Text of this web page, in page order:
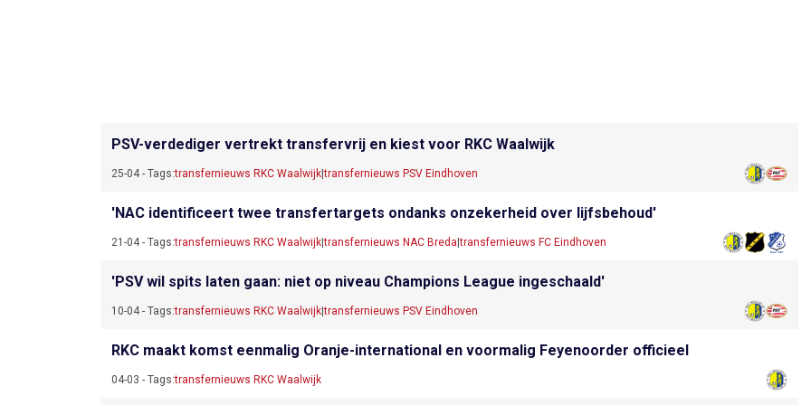
PSV-verdediger vertrekt transfervrij en kiest voor RKC Waalwijk
25-04 - Tags:transfernieuws RKC Waalwijk|transfernieuws PSV Eindhoven
'NAC identificeert twee transfertargets ondanks onzekerheid over lijfsbehoud'
21-04 - Tags:transfernieuws RKC Waalwijk|transfernieuws NAC Breda |transfernieuws FC Eindhoven
'PSV wil spits laten gaan: niet op niveau Champions League ingeschaald'
10-04 - Tags:transfernieuws RKC Waalwijk|transfernieuws PSV Eindhoven
RKC maakt komst eenmalig Oranje-international en voormalig Feyenoorder officieel
04-03 - Tags:transfernieuws RKC Waalwijk